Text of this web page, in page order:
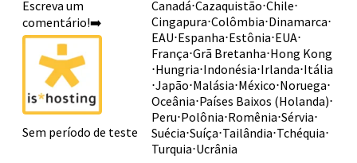
Novas
Ordenar por
Ordenar por
Sort by
Escreva um
comentário!➡️
Sem período de teste
Canadá⋅Cazaquistão⋅Chile⋅
Cingapura⋅Colômbia⋅Dinamarca⋅
EAU⋅Espanha⋅Estônia⋅EUA⋅
França⋅Grã Bretanha⋅Hong Kong
⋅Hungria⋅Indonésia⋅Irlanda⋅Itália
⋅Japão⋅Malásia⋅México⋅Noruega⋅
Oceânia⋅Países Baixos (Holanda)⋅
Peru⋅Polônia⋅Romênia⋅Sérvia⋅
Suécia⋅Suíça⋅Tailândia⋅Tchéquia⋅
Turquia⋅Ucrânia